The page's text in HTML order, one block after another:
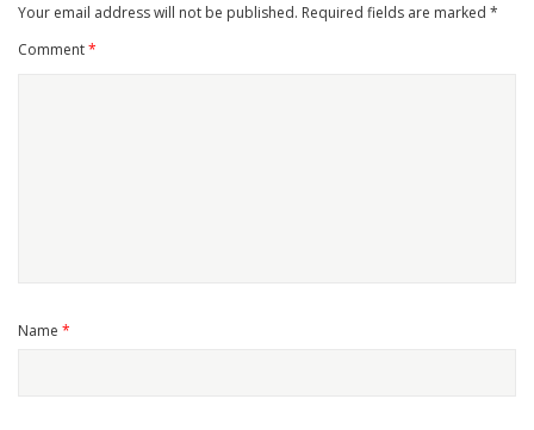
Your email address will not be published. Required fields are marked *
Comment*
Name *